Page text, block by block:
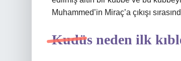
Muhammed’in Miraç’a çıkışı
Kudüs neden ilk